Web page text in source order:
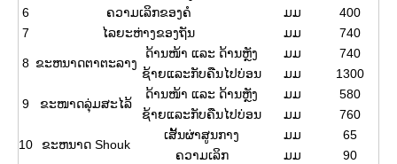
6
ຄວາມເລິກຂອງຄໍ ມມ
400
7
ໄລຍະຫ່າງຂອງຖັນ ມມ 740
8 ຂະຫນາດຕາຕະລາງ
ດ້ານໜ້າ ແລະ ດ້ານຫຼັງ ມມ
740
ຊ້າຍແລະກັບຄືນໄປບ່ອນ
ມມ 1300
9 ຂະໜາດລຸ່ມສະໄລ້
ດ້ານໜ້າ ແລະ ດ້ານຫຼັງ ມມ
580
ຊ້າຍແລະກັບຄືນໄປບ່ອນ
ມມ 760
10 ຂະຫນາດ Shouk
ເສັ້ນຜ່າສູນກາງ ມມ
65
ຄວາມເລິກ
ມມ
90